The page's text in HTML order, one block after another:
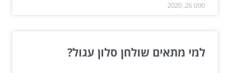
ספט 26, 2020
למי מתאים שולחן סלון עגול?